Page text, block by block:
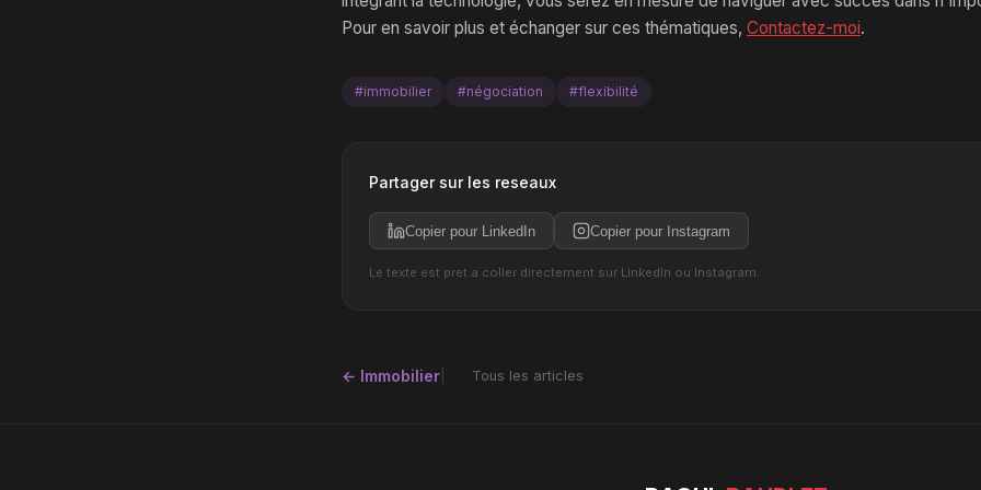
Pour en savoir plus et échanger sur ces thématiques, Contactez-moi.
#immobilier #négociation #flexibilité
Partager sur les reseaux
Copier pour LinkedIn Copier pour Instagram
Le texte est pret a coller directement sur LinkedIn ou Instagram.
← Immobilier Tous les articles